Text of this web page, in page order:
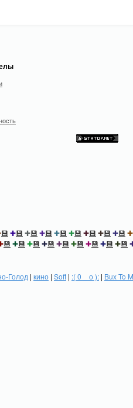
💾 ✚💾 ✚💾 ✚💾 ✚💾 ✚💾 ✚💾 ✚💾 ✚💾 ✚
💾 ✚💾 ✚💾 ✚💾 ✚💾 ✚💾 ✚💾 ✚💾 ✚💾
Голод | кино | Soft | :( 0 _ о ): | Bux To